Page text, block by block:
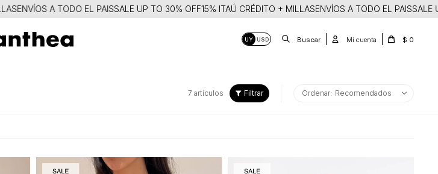
ENVÍOS A TODO EL PAISSALE UP TO 30% OFF 15% ITAÚ CRÉDITO + MILLAS ENVÍOS A TODO EL PAISSALE UP
UY USD $ 0
7 artículos Recomendados